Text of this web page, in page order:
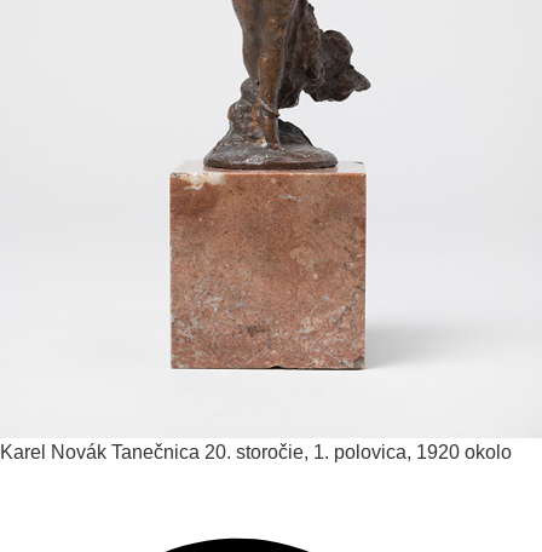
Karel Novák Tanečnica 20. storočie, 1. polovica, 1920 okolo